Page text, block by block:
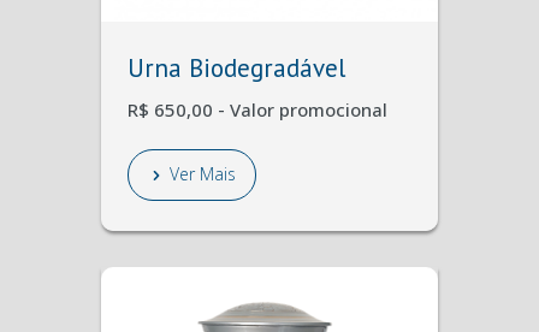
Urna Biodegradável
R$ 650,00 - Valor promocional
Ver Mais